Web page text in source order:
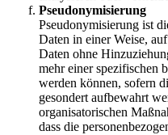
Pseudonymisierung
Pseudonymisierung ist
Daten in einer Weise,
Daten ohne
mehr einer spezifischen
werden können, sofern
gesondert aufbewahrt
organisatorischen
dass die